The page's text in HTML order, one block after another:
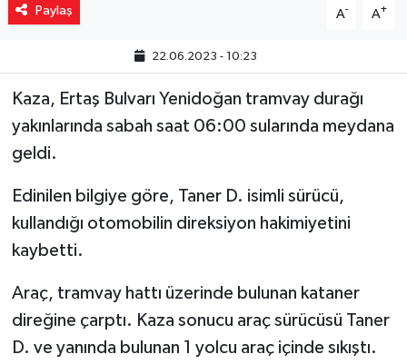
Paylaş A- A+
22.06.2023 - 10:23
Kaza, Ertaş Bulvarı Yenidoğan tramvay durağı
yakınlarında sabah saat 06:00 sularında meydana
geldi.
Edinilen bilgiye göre, Taner D. isimli sürücü,
kullandığı otomobilin direksiyon hakimiyetini
kaybetti.
Araç, tramvay hattı üzerinde bulunan kataner
direğine çarptı. Kaza sonucu araç sürücüsü Taner
D. ve yanında bulunan 1 yolcu araç içinde sıkıştı.